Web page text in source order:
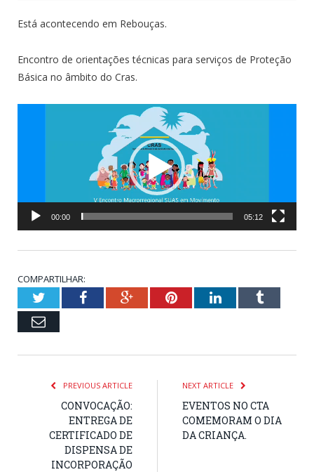
Está acontecendo em Rebouças.
Encontro de orientações técnicas para serviços de Proteção
Básica no âmbito do Cras.
00:00 05:12
COMPARTILHAR:
TwitterFacebookGoogle+PinterestLinkedInTumblr
Email
PREVIOUS ARTICLE
CONVOCAÇÃO:
ENTREGA DE
CERTIFICADO DE
DISPENSA DE
INCORPORAÇÃO
NEXT ARTICLE
EVENTOS NO CTA
COMEMORAM O DIA
DA CRIANÇA.